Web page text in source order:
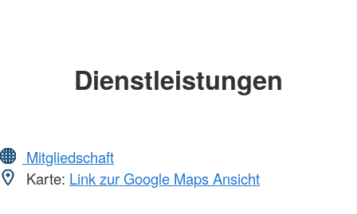
Dienstleistungen
Mitgliedschaft
Karte: Link zur Google Maps Ansicht